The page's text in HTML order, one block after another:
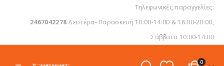
Τηλεφωνικές παραγγελίες:
2467042278 Δευτέρα- Παρασκευή 10:00-14:00 & 18:00-20:00,
Σάββατο 10:00-14:00
0